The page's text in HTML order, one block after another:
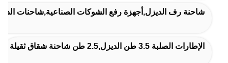
شاحنة رف الديزل,أجهزة رفع الشوكات الصناعية,شاحنات الديزل
الإطارات الصلبة 3.5 طن الديزل,2.5 طن شاحنة شقاق ثقيلة